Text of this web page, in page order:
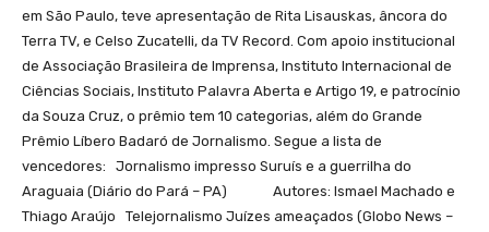
em São Paulo, teve apresentação de Rita Lisauskas, âncora do
Terra TV, e Celso Zucatelli, da TV Record. Com apoio institucional
de Associação Brasileira de Imprensa, Instituto Internacional de
Ciências Sociais, Instituto Palavra Aberta e Artigo 19, e patrocínio
da Souza Cruz, o prêmio tem 10 categorias, além do Grande
Prêmio Líbero Badaró de Jornalismo. Segue a lista de
vencedores: Jornalismo impresso Suruís e a guerrilha do
Araguaia (Diário do Pará – PA) Autores: Ismael Machado e
Thiago Araújo Telejornalismo Juízes ameaçados (Globo News –